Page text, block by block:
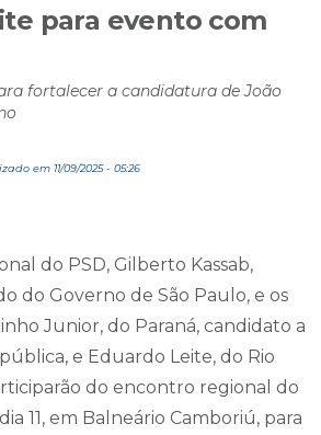
para evento com
fortalecer a candidatura de João
em 11/09/2025 - 05:26
do PSD, Gilberto Kassab,
do Governo de São Paulo, e os
Junior, do Paraná, candidato a
e Eduardo Leite, do Rio
do encontro regional do
11, em Balneário Camboriú, para